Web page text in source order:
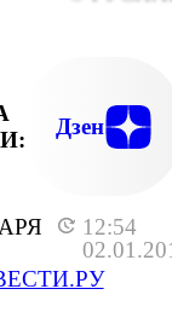
12:54
Дзен